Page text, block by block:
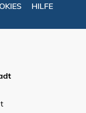
HILFE